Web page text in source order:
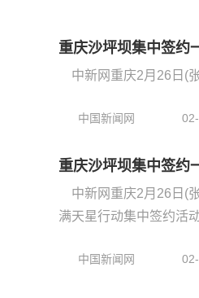
重庆沙坪坝集中签约
中新网重庆2月26日(
中国新闻网
重庆沙坪坝集中签约
中新网重庆2月26日(
满天星行动集中签约活
中国新闻网